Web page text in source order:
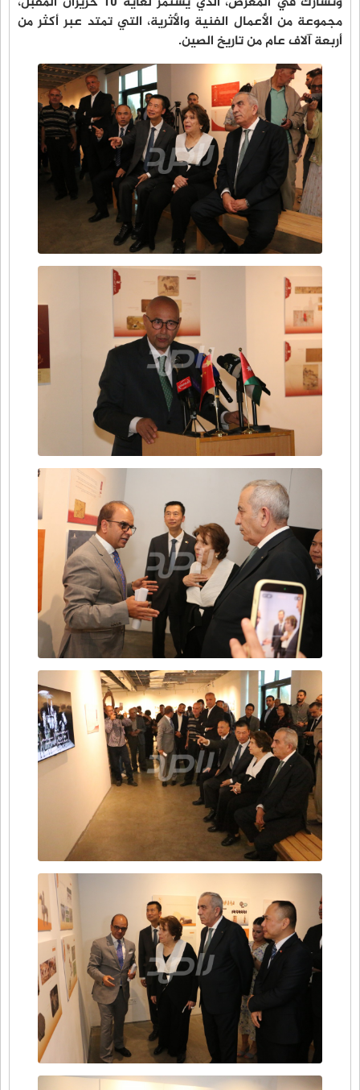
مجموعة من الأعمال الفنية والأثرية، التي تمتد عبر أكثر من
أربعة آلاف عام من تاريخ الصين.